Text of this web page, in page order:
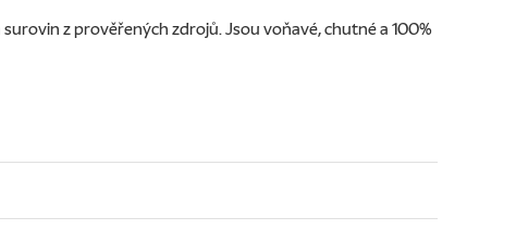
z prověřených zdrojů. Jsou voňavé, chutné a 100%